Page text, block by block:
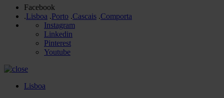
Facebook
.Lisboa .Porto .Cascais .Comporta
Instagram
Linkedin
Pinterest
Youtube
Lisboa